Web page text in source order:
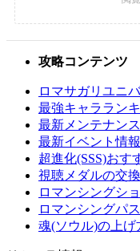
攻略コンテンツ
ロマサガリユニ
最強キャララン
最新メンテナン
最新イベント情
超進化(SSS)おす
視聴メダルの交
ロマンシングシ
ロマンシングパ
魂(ソウル)の上げ